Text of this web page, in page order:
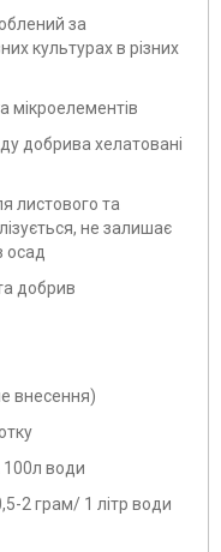
за
культурах в різних
мікроелементів
добрива хелатовані
листового та
не залишає
осад
добрив
внесення)
100л води
2 грам/ 1 літр води